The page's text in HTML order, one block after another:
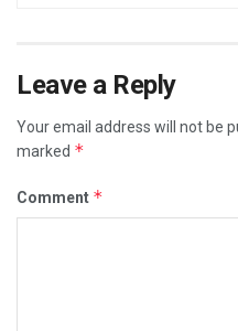
Leave a Reply
Your email address will not be
marked *
Comment *